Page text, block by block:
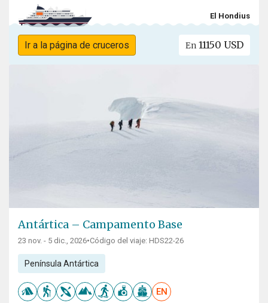
El Hondius
Ir a la página de cruceros En 11150 USD
Antártica – Campamento Base
23 nov. - 5 dic., 2026•Código del viaje: HDS22-26
Península Antártica
EN